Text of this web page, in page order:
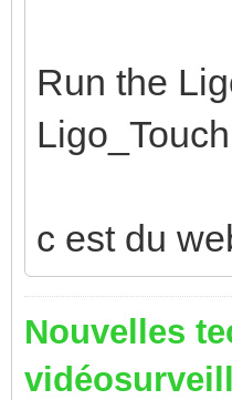
Run the
c est du
Nouvelles